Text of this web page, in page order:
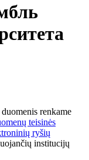
renkame
teisinės
ryšių
institucijų